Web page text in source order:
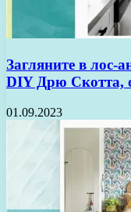
Загляните в лос-
DIY Дрю Скотта,
01.09.2023